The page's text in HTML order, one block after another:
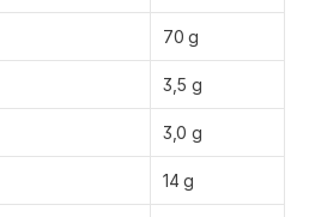
70 g
3,5 g
3,0 g
14 g